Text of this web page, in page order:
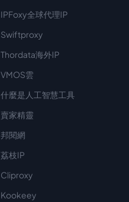
IPFoxy全球代理IP
Swiftproxy
Thordata海外IP
VMOS雲
什麼是人工智慧工具
賣家精靈
邦閱網
荔枝IP
Cliproxy
Kookeey